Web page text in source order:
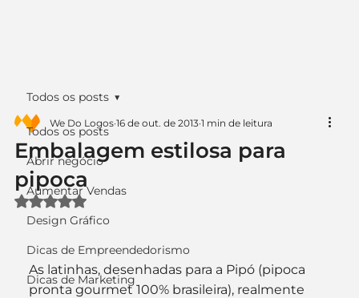
Todos os posts
Abrir negócio
Aumentar Vendas
Design Gráfico
Dicas de Empreendedorismo
Dicas de Marketing
Todos os posts
Embalagem estilosa para
pipoca
We Do Logos 16 de out. de 2013 1 min de leitura
Avaliado com NaN de 5 estrelas.
As latinhas, desenhadas para a Pipó (pipoca
pronta gourmet 100% brasileira), realmente